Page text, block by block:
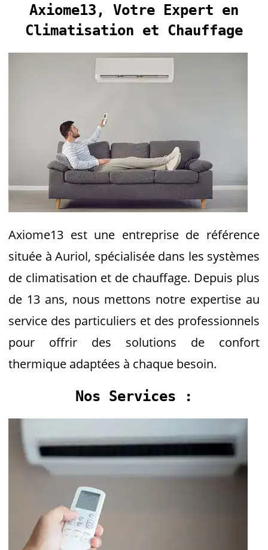
Axiome13, Votre Expert en
Climatisation et Chauffage
Axiome13 est une entreprise de référence
située à Auriol, spécialisée dans les systèmes
de climatisation et de chauffage. Depuis plus
de 13 ans, nous mettons notre expertise au
service des particuliers et des professionnels
pour offrir des solutions de confort
thermique adaptées à chaque besoin.
Nos Services :